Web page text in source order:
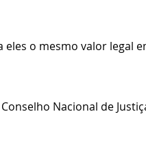
o mesmo valor legal
Nacional de